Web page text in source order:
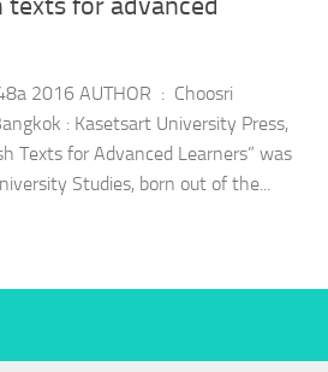
2016 AUTHOR : Choosri
: Kasetsart University Press,
Texts for Advanced Learners” was
Studies, born out of the...